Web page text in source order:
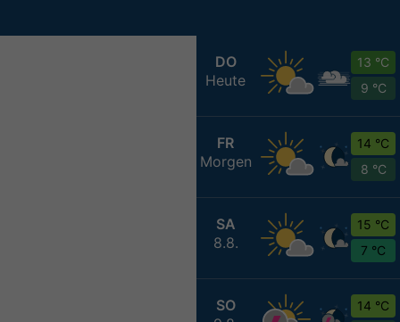
DO
Heute
13 °C
9 °C
FR
Morgen
14 °C
8 °C
SA
8.8.
15 °C
7 °C
SO
14 °C